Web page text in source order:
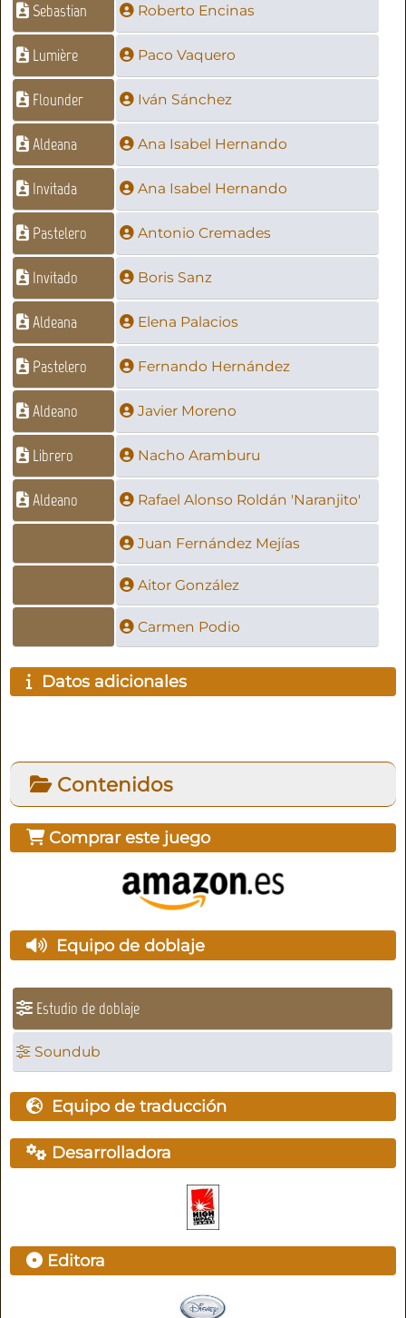
Sebastian Roberto Encinas
Lumière Paco Vaquero
Flounder Iván Sánchez
Aldeana Ana Isabel Hernando
Invitada Ana Isabel Hernando
Pastelero Antonio Cremades
Invitado Boris Sanz
Aldeana Elena Palacios
Pastelero Fernando Hernández
Aldeano Javier Moreno
Librero Nacho Aramburu
Aldeano Rafael Alonso Roldán 'Naranjito'
Juan Fernández Mejías
Aitor González
Carmen Podio
Datos adicionales
Contenidos
Comprar este juego
Equipo de doblaje
Estudio de doblaje
Soundub
Equipo de traducción
Desarrolladora
Editora